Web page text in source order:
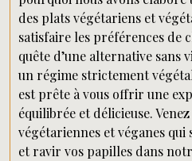
des plats végétariens et
satisfaire les préférences de
quête d’une alternative sans
un régime strictement
est prête à vous offrir une
équilibrée et délicieuse.
végétariennes et véganes
et ravir vos papilles dans